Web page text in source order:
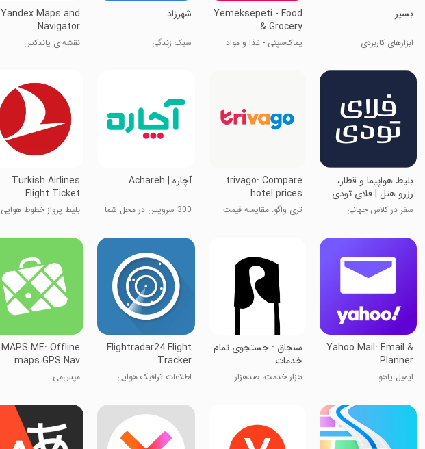
بسپر
ابزارهای کاربردی
Yemeksepeti - Food
& Grocery
یماک‌سپتی - غذا و مواد
‏‏‏شهرزاد
سبک زندگی
Yandex Maps and
Navigator
نقشه ی یاندکس
‏‏‏‏‏‏‏‏‏‏بلیط هواپیما و قطار،
رزرو هتل | فلای تودی
سفر در کلاس جهانی
trivago: Compare
hotel prices
تری واگو: مقایسه قیمت
‏آچاره | Achareh
300 سرویس در محل شما
Turkish Airlines
Flight Ticket
بلیط پرواز خطوط هوایی
Yahoo Mail: Email &
Planner
ایمیل یاهو
‏‏‏‏‏‏‏‏سنجاق : جستجوی تمام
خدمات
هزار خدمت، صدهزار
Flightradar24 Flight
Tracker
اطلاعات ترافیک هوایی
MAPS.ME: Offline
maps GPS Nav
مپس‌می